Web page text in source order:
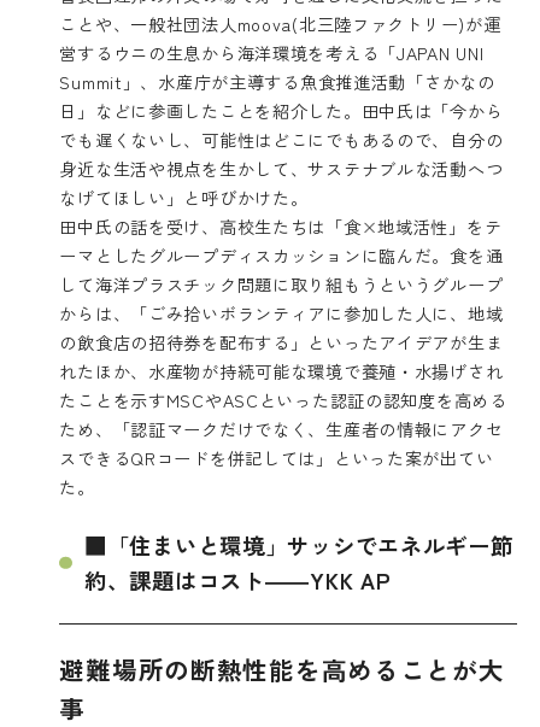
ことや、一般社団法人moova(北三陸ファクトリー)が運
営するウニの生息から海洋環境を考える「JAPAN UNI
Summit」、水産庁が主導する魚食推進活動「さかなの
日」などに参画したことを紹介した。田中氏は「今から
でも遅くないし、可能性はどこにでもあるので、自分の
身近な生活や視点を生かして、サステナブルな活動へつ
なげてほしい」と呼びかけた。
田中氏の話を受け、高校生たちは「食×地域活性」をテ
ーマとしたグループディスカッションに臨んだ。食を通
して海洋プラスチック問題に取り組もうというグループ
からは、「ごみ拾いボランティアに参加した人に、地域
の飲食店の招待券を配布する」といったアイデアが生ま
れたほか、水産物が持続可能な環境で養殖・水揚げされ
たことを示すMSCやASCといった認証の認知度を高める
ため、「認証マークだけでなく、生産者の情報にアクセ
スできるQRコードを併記しては」といった案が出てい
た。
■「住まいと環境」サッシでエネルギー節
約、課題はコスト――YKK AP
避難場所の断熱性能を高めることが大
事